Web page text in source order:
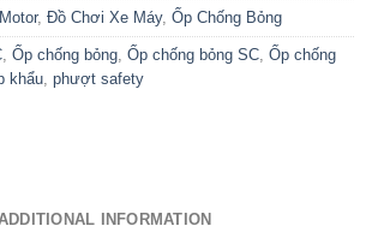
, Đồ Chơi Xe Máy, Ốp Chống Bỏng
Ốp chống bỏng Ốp chống bỏng SC Ốp chống
khẩu phượt safety
INFORMATION